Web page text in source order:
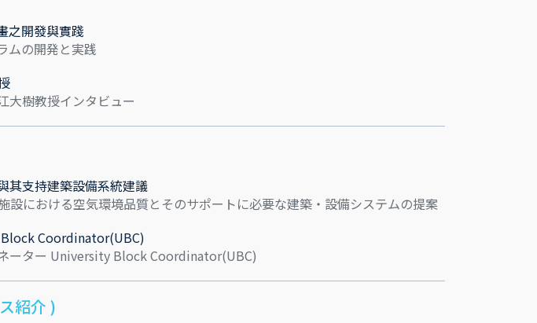
之開發與實踐
ムの開発と実践
大樹教授インタビュー
其支持建築設備系統建議
における空気環境品質とそのサポートに必要な建築・設備システムの提案
Coordinator(UBC)
ーター University Block Coordinator(UBC)
紹介 )